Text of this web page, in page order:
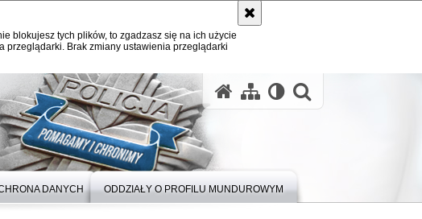
blokujesz tych plików, to zgadzasz się na ich użycie
przeglądarki. Brak zmiany ustawienia przeglądarki
DANYCH ODDZIAŁY O PROFILU MUNDUROWYM